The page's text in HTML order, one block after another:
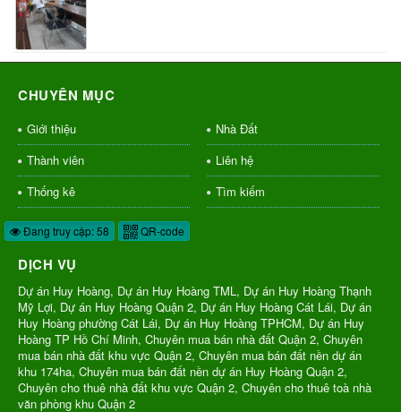
CHUYÊN MỤC
Giới thiệu
Nhà Đất
Thành viên
Liên hệ
Thống kê
Tìm kiếm
Đang truy cập: 58 QR-code
DỊCH VỤ
Dự án Huy Hoàng, Dự án Huy Hoàng TML, Dự án Huy Hoàng Thạnh
Mỹ Lợi, Dự án Huy Hoàng Quận 2, Dự án Huy Hoàng Cát Lái, Dự án
Huy Hoàng phường Cát Lái, Dự án Huy Hoàng TPHCM, Dự án Huy
Hoàng TP Hồ Chí Minh, Chuyên mua bán nhà đất Quận 2, Chuyên
mua bán nhà đất khu vực Quận 2, Chuyên mua bán đất nền dự án
khu 174ha, Chuyên mua bán đất nền dự án Huy Hoàng Quận 2,
Chuyên cho thuê nhà đất khu vực Quận 2, Chuyên cho thuê toà nhà
văn phòng khu Quận 2